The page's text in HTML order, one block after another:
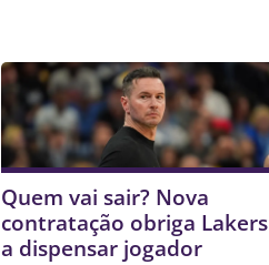
Quem vai sair? Nova
contratação obriga Lakers
a dispensar jogador